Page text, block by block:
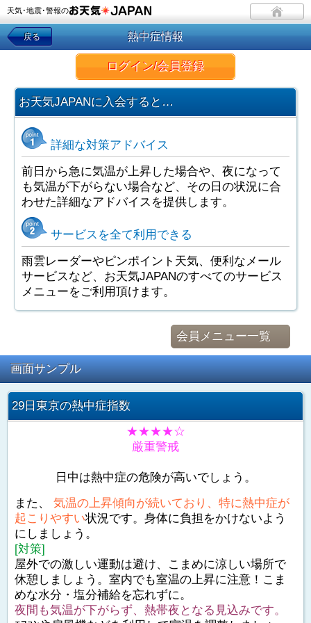
天気･地震･警報の
戻る 熱中症情報
ログイン/会員登録
お天気JAPANに入会すると…
詳細な対策アドバイス
前日から急に気温が上昇した場合や、夜になって
も気温が下がらない場合など、その日の状況に合
わせた詳細なアドバイスを提供します。
サービスを全て利用できる
雨雲レーダーやピンポイント天気、便利なメール
サービスなど、お天気JAPANのすべてのサービス
メニューをご利用頂けます。
会員メニュー一覧
画面サンプル
29日東京の熱中症指数
★★★★☆
厳重警戒
日中は熱中症の危険が高いでしょう。
また、 気温の上昇傾向が続いており、特に熱中症が
起こりやすい状況です。身体に負担をかけないよう
にしましょう。
[対策]
屋外での激しい運動は避け、こまめに涼しい場所で
休憩しましょう。室内でも室温の上昇に注意！こま
めな水分・塩分補給を忘れずに。
夜間も気温が下がらず、熱帯夜となる見込みです。